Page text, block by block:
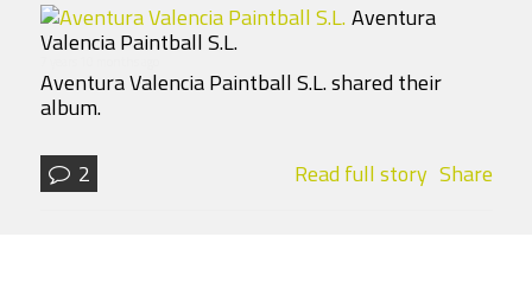
Aventura
Valencia Paintball S.L.
Aventura Valencia Paintball S.L. shared their
album.
2 Read full story Share